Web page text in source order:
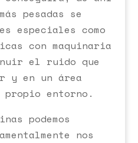
pesadas se
especiales como
con maquinaria
el ruido que
y en un área
propio entorno.
podemos
nos